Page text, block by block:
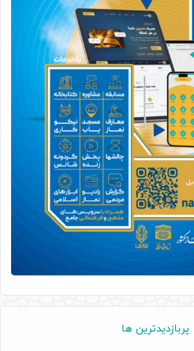
پربازدیدترین ها